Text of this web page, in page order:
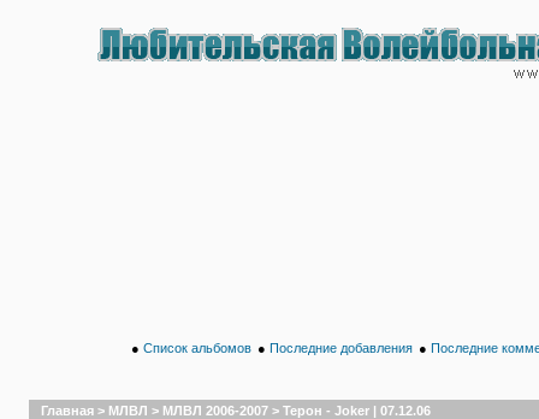
● Список альбомов ● Последние добавления ● Последние
Главная > МЛВЛ > МЛВЛ 2006-2007 > Терон - Joker | 07.12.06